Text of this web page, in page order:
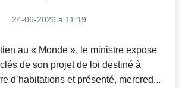
24-06-2026 à 11:19
au « Monde », le ministre expose
de son projet de loi destiné à
d’habitations et présenté, mercred...